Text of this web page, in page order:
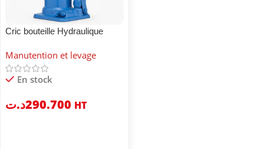
Cric bouteille Hydraulique
Manutention et levage
En stock
290.700د.ت HT